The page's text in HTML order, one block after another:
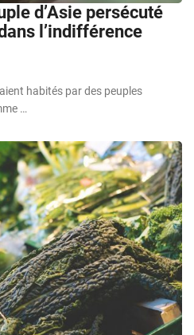
d’Asie persécuté
l’indifférence
habités par des peuples
…